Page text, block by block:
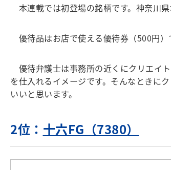
本連載では初登場の銘柄です。神奈川
優待品はお店で使える優待券（500円）
優待弁護士は事務所の近くにクリエイ
を仕入れるイメージです。そんなときに
いいと思います。
2位： 十六FG（7380）